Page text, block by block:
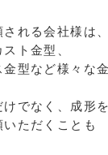
れる会社様は
ト金型、
金型など様々な
でなく、成形
ただくことも